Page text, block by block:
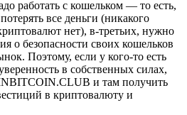
работать с кошельком — то есть,
все деньги (никакого
нет), в-третьих, нужно
о безопасности своих кошельков
Поэтому, если у кого-то есть
в собственных силах,
и там получить
в криптовалюту и